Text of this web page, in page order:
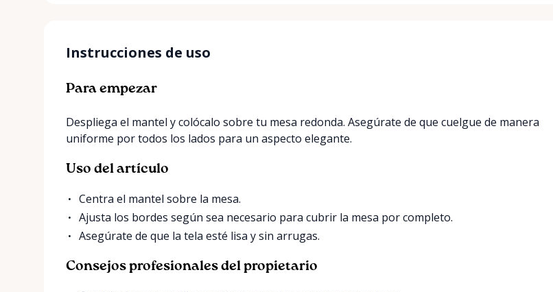
Instrucciones de uso
Para empezar
Despliega el mantel y colócalo sobre tu mesa redonda. Asegúrate de que cuelgue de manera
uniforme por todos los lados para un aspecto elegante.
Uso del artículo
Centra el mantel sobre la mesa.
Ajusta los bordes según sea necesario para cubrir la mesa por completo.
Asegúrate de que la tela esté lisa y sin arrugas.
Consejos profesionales del propietario